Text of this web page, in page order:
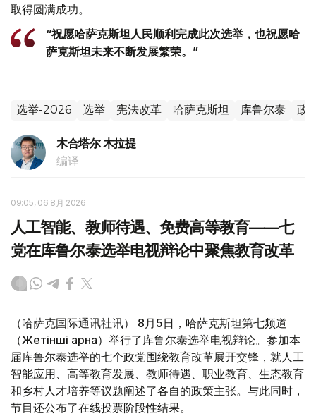
取得圆满成功。
“祝愿哈萨克斯坦人民顺利完成此次选举，也祝愿哈
萨克斯坦未来不断发展繁荣。”
选举-2026 选举 宪法改革 哈萨克斯坦 库鲁尔泰 政
木合塔尔 木拉提
编译
09:05, 06 8月 2026
人工智能、教师待遇、免费高等教育——七
党在库鲁尔泰选举电视辩论中聚焦教育改革
（哈萨克国际通讯社讯） 8月5日，哈萨克斯坦第七频道
（Жетінші арна）举行了库鲁尔泰选举电视辩论。参加本
届库鲁尔泰选举的七个政党围绕教育改革展开交锋，就人工
智能应用、高等教育发展、教师待遇、职业教育、生态教育
和乡村人才培养等议题阐述了各自的政策主张。与此同时，
节目还公布了在线投票阶段性结果。